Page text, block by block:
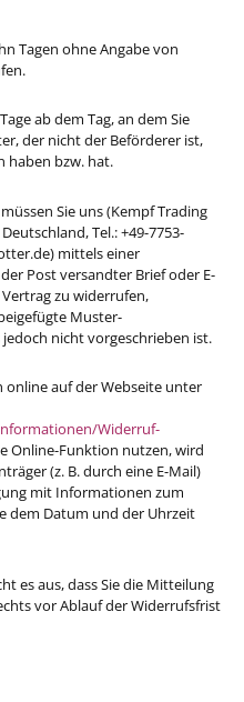
Tagen ohne Angabe von
ab dem Tag, an dem Sie
der nicht der Beförderer ist,
haben bzw. hat.
Sie uns (Kempf Trading
Tel.: +49-7753-
mittels einer
Post versandter Brief oder E-
zu widerrufen,
Muster-
nicht vorgeschrieben ist.
auf der Webseite unter
Widerruf-
Online-Funktion nutzen, wird
(z. B. durch eine E-Mail)
mit Informationen zum
dem Datum und der Uhrzeit
es aus, dass Sie die Mitteilung
vor Ablauf der Widerrufsfrist